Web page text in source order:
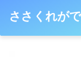
ささくれが